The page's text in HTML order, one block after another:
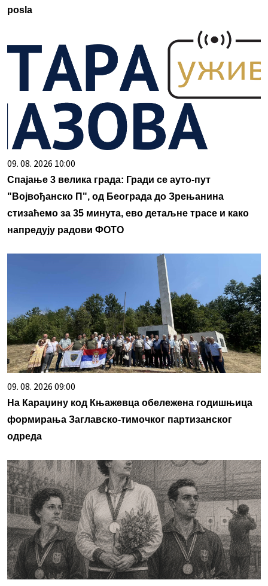
posla
09. 08. 2026 10:00
Спајање 3 велика града: Гради се ауто-пут
"Војвођанско П", од Београда до Зрењанина
стизаћемо за 35 минута, ево детаљне трасе и како
напредују радови ФОТО
09. 08. 2026 09:00
На Караџину код Књажевца обележена годишњица
формирања Заглавско-тимочког партизанског
одреда